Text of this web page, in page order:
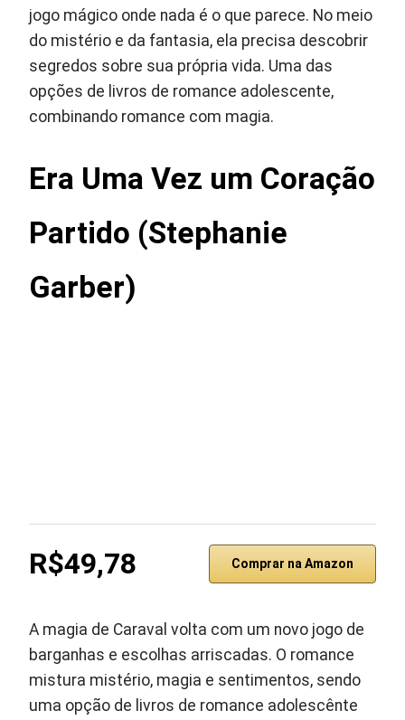
jogo mágico onde nada é o que parece. No meio
do mistério e da fantasia, ela precisa descobrir
segredos sobre sua própria vida. Uma das
opções de livros de romance adolescente,
combinando romance com magia.
Era Uma Vez um Coração
Partido (Stephanie
Garber)
R$49,78 Comprar na Amazon
A magia de Caraval volta com um novo jogo de
barganhas e escolhas arriscadas. O romance
mistura mistério, magia e sentimentos, sendo
uma opção de livros de romance adolescênte